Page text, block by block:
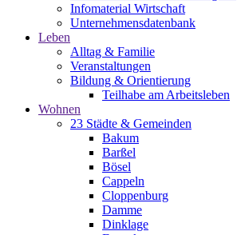
Infomaterial Wirtschaft
Unternehmensdatenbank
Leben
Alltag & Familie
Veranstaltungen
Bildung & Orientierung
Teilhabe am Arbeitsleben
Wohnen
23 Städte & Gemeinden
Bakum
Barßel
Bösel
Cappeln
Cloppenburg
Damme
Dinklage